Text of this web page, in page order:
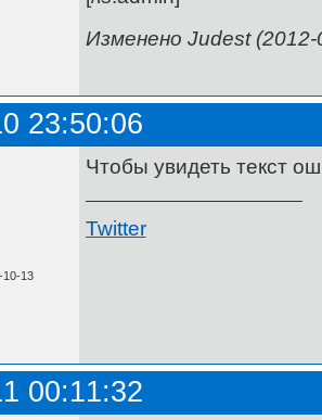
Изменено Judest
23:50:06
10-13
Чтобы увидеть текст
Twitter
00:11:32